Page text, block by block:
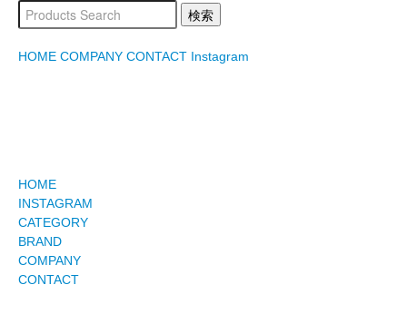
HOME COMPANY CONTACT Instagram
HOME
INSTAGRAM
CATEGORY
BRAND
COMPANY
CONTACT